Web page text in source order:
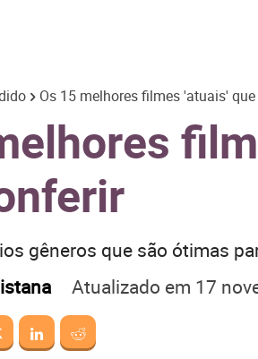
Os 15 melhores filmes 'atuais'
gêneros que são ótimas
Atualizado em 17